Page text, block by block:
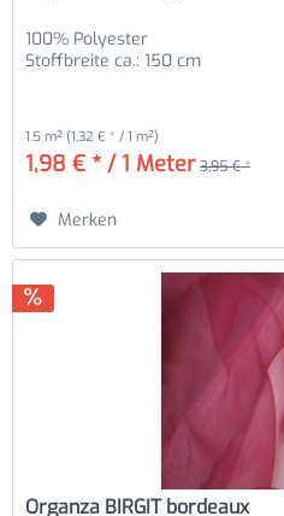
100% Polyester
Stoffbreite ca.: 150 cm
1.5 m² (1,32 € * / 1 m²)
1,98 € * / 1 Meter 3,95 € *
Merken
Organza BIRGIT bordeaux